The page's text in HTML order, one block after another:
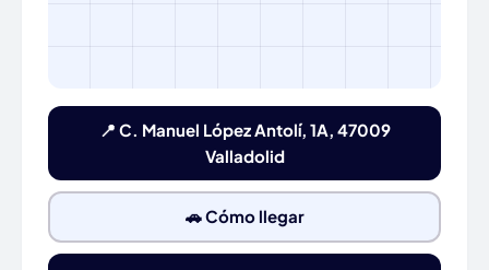
📍 C. Manuel López Antolí, 1A, 47009
Valladolid
🚗 Cómo llegar